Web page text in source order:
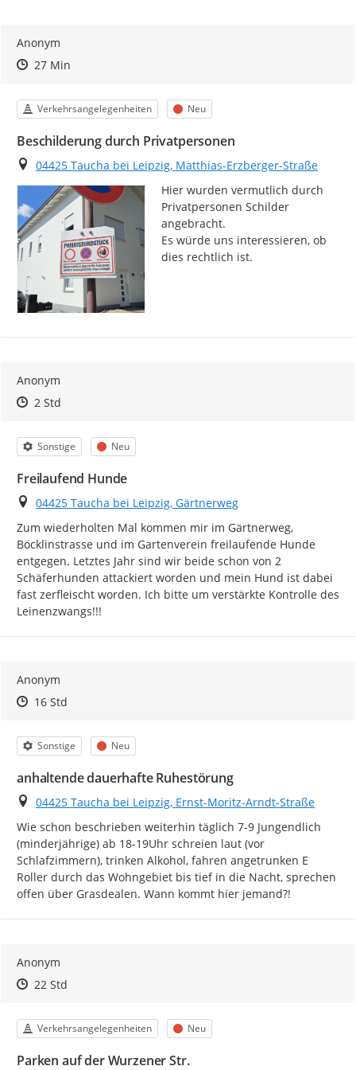
Anonym
Zeitpunkt des Erstellens
Zeitpunkt des Erstellens
27 MinZur Äußerung
Kategorie
Verkehrsangelegenheiten Status
Neu
Beschilderung durch Privatpersonen
Ort
04425 Taucha bei Leipzig, Matthias-Erzberger-Straße
Hier wurden vermutlich durch
Privatpersonen Schilder
angebracht.
Es würde uns interessieren, ob
dies rechtlich ist.
Anonym
Zeitpunkt des Erstellens
Zeitpunkt des Erstellens
2 StdZur Äußerung
Kategorie
Sonstige Status
Neu
Freilaufend Hunde
Ort
04425 Taucha bei Leipzig, Gärtnerweg
Zum wiederholten Mal kommen mir im Gärtnerweg,
Böcklinstrasse und im Gartenverein freilaufende Hunde
entgegen. Letztes Jahr sind wir beide schon von 2
Schäferhunden attackiert worden und mein Hund ist dabei
fast zerfleischt worden. Ich bitte um verstärkte Kontrolle des
Leinenzwangs!!!
Anonym
Zeitpunkt des Erstellens
Zeitpunkt des Erstellens
16 StdZur Äußerung
Kategorie
Sonstige Status
Neu
anhaltende dauerhafte Ruhestörung
Ort
04425 Taucha bei Leipzig, Ernst-Moritz-Arndt-Straße
Wie schon beschrieben weiterhin täglich 7-9 Jungendlich
(minderjährige) ab 18-19Uhr schreien laut (vor
Schlafzimmern), trinken Alkohol, fahren angetrunken E
Roller durch das Wohngebiet bis tief in die Nacht, sprechen
offen über Grasdealen. Wann kommt hier jemand?!
Anonym
Zeitpunkt des Erstellens
Zeitpunkt des Erstellens
22 StdZur Äußerung
Kategorie
Verkehrsangelegenheiten Status
Neu
Parken auf der Wurzener Str.